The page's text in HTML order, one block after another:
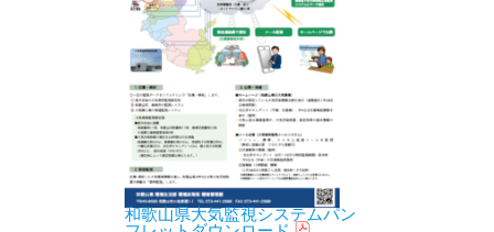
和歌山県大気監視システムパン